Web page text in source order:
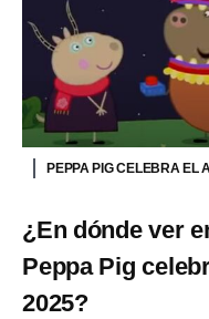
PEPPA PIG CELEBRA EL
¿En dónde ver
Peppa Pig
2025?